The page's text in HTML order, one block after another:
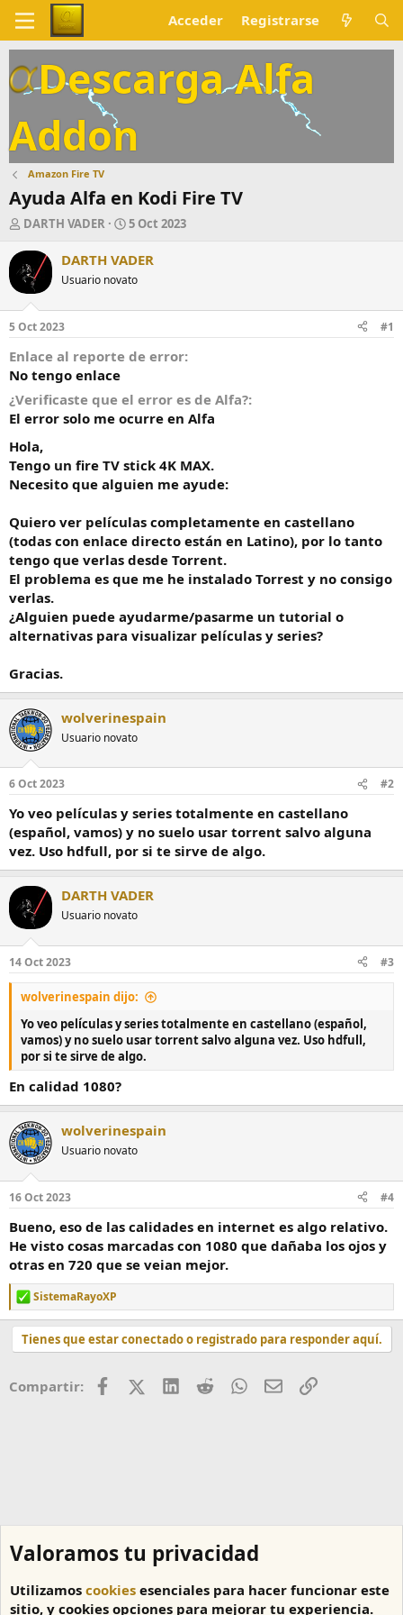
Acceder Registrarse
Descarga Alfa
Addon
Amazon Fire TV
Ayuda Alfa en Kodi Fire TV
A
t
o
r
DARTH VADER
F
c
a
i
n
i
o
5 Oct 2023
DARTH VADER
Usuario novato
5 Oct 2023 #1
Enlace al reporte de error
No tengo enlace
¿Verificaste que el error es de Alfa?
El error solo me ocurre en Alfa
Hola,
Tengo un fire TV stick 4K MAX.
Necesito que alguien me ayude:
Quiero ver películas completamente en castellano
(todas con enlace directo están en Latino), por lo tanto
tengo que verlas desde Torrent.
El problema es que me he instalado Torrest y no consigo
verlas.
¿Alguien puede ayudarme/pasarme un tutorial o
alternativas para visualizar películas y series?
Gracias.
wolverinespain
Usuario novato
6 Oct 2023 #2
Yo veo películas y series totalmente en castellano
(español, vamos) y no suelo usar torrent salvo alguna
vez. Uso hdfull, por si te sirve de algo.
DARTH VADER
Usuario novato
14 Oct 2023 #3
wolverinespain dijo:
Yo veo películas y series totalmente en castellano (español,
vamos) y no suelo usar torrent salvo alguna vez. Uso hdfull,
por si te sirve de algo.
En calidad 1080?
wolverinespain
Usuario novato
16 Oct 2023 #4
Bueno, eso de las calidades en internet es algo relativo.
He visto cosas marcadas con 1080 que dañaba los ojos y
otras en 720 que se veian mejor.
R
e
a
o
SistemaRayoXP
Tienes que estar conectado o registrado para responder aquí.
Compartir: FacebookX (Twitter)
LinkedIn
RedditWhatsApp
CorreoEnlace
Valoramos tu privacidad
Utilizamos cookies esenciales para hacer funcionar este
sitio, y cookies opciones para mejorar tu experiencia.